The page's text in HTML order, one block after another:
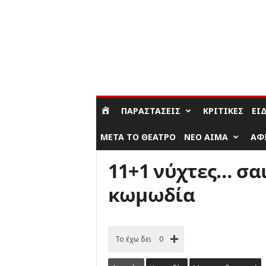
ΠΑΡΑΣΤΆΣΕΙΣ ΚΡΙΤΙΚΈΣ
ΜΕΤΆ ΤΟ ΘΈΑΤΡΟ ΝΈΟ ΑΊΜΑ
11+1 νύχτες…
κωμωδία
Το έχω δει 0